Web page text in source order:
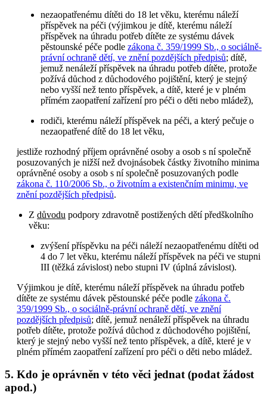
nezaopatřenému dítěti do 18 let věku, kterému náleží
příspěvek na péči (výjimkou je dítě, kterému náleží
příspěvek na úhradu potřeb dítěte ze systému dávek
pěstounské péče podlezákona č. 359/1999 Sb., o sociálně-
právní ochraně dětí, ve znění pozdějších předpisů; dítě,
jemuž nenáleží příspěvek na úhradu potřeb dítěte, protože
požívá důchod z důchodového pojištění, který je stejný
nebo vyšší než tento příspěvek, a dítě, které je v plném
přímém zaopatření zařízení pro péči o děti nebo mládež),
rodiči, kterému náleží příspěvek na péči, a který pečuje o
nezaopatřené dítě do 18 let věku,
jestliže rozhodný příjem oprávněné osoby a osob s ní společně
posuzovaných je nižší než dvojnásobek částky životního minima
oprávněné osoby a osob s ní společně posuzovaných podle
zákona č. 110/2006 Sb., o životním a existenčním minimu, ve
znění pozdějších předpisů.
Z důvodu podpory zdravotně postižených dětí předškolního
věku:
zvýšení příspěvku na péči náleží nezaopatřenému dítěti od
4 do 7 let věku, kterému náleží příspěvek na péči ve stupni
III (těžká závislost) nebo stupni IV (úplná závislost).
Výjimkou je dítě, kterému náleží příspěvek na úhradu potřeb
dítěte ze systému dávek pěstounské péče podlezákona č.
359/1999 Sb., o sociálně-právní ochraně dětí, ve znění
pozdějších předpisů; dítě, jemuž nenáleží příspěvek na úhradu
potřeb dítěte, protože požívá důchod z důchodového pojištění,
který je stejný nebo vyšší než tento příspěvek, a dítě, které je v
plném přímém zaopatření zařízení pro péči o děti nebo mládež.
5. Kdo je oprávněn v této věci jednat (podat žádost
apod.)